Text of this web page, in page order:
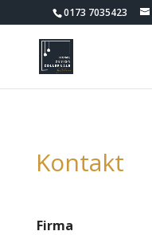
0173 7035423
Kontakt
Firma